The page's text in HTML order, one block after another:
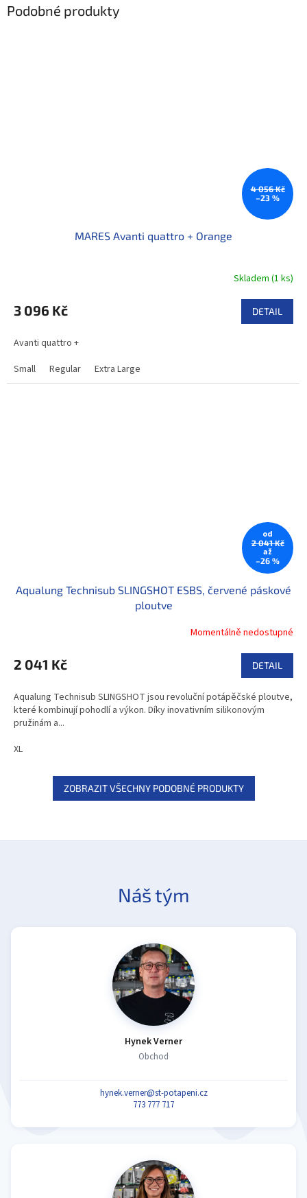
Podobné produkty
4 056 Kč
–23 %
MARES Avanti quattro + Orange
Skladem (1 ks)
3 096 Kč DETAIL
Avanti quattro +
Small
Regular Extra Large
od
2 041 Kč
až
–26 %
Aqualung Technisub SLINGSHOT ESBS, červené páskové
ploutve
Momentálně nedostupné
2 041 Kč DETAIL
Aqualung Technisub SLINGSHOT jsou revoluční potápěčské ploutve,
které kombinují pohodlí a výkon. Díky inovativním silikonovým
pružinám a...
XL
ZOBRAZIT VŠECHNY PODOBNÉ PRODUKTY
Náš tým
Hynek Verner
Obchod
hynek.verner@st-potapeni.cz
773 777 717